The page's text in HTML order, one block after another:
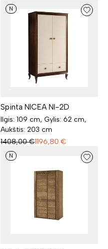
N
Spinta NICEA NI-2D
Ilgis: 109 cm, Gylis: 62 cm,
Aukštis: 203 cm
1408,00 €1196,80 €
N